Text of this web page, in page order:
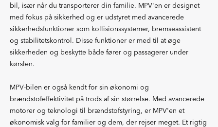
bil, især når du transporterer din familie. MPV'en er designet
med fokus på sikkerhed og er udstyret med avancerede
sikkerhedsfunktioner som kollisionssystemer, bremseassistent
og stabilitetskontrol. Disse funktioner er med til at øge
sikkerheden og beskytte både fører og passagerer under
kørslen.
MPV-bilen er også kendt for sin økonomi og
brændstofeffektivitet på trods af sin størrelse. Med avancerede
motorer og teknologi til brændstofstyring, er MPV'en et
økonomisk valg for familier og dem, der rejser meget. Et rigtig